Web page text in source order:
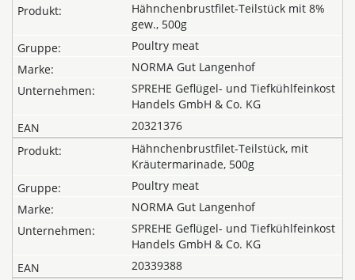
Hähnchenbrustfilet-Teilstück mit 8%
gew., 500g
Poultry meat
NORMA Gut Langenhof
SPREHE Geflügel- und Tiefkühlfeinkost
Handels GmbH & Co. KG
20321376
Hähnchenbrustfilet-Teilstück, mit
Kräutermarinade, 500g
Poultry meat
NORMA Gut Langenhof
SPREHE Geflügel- und Tiefkühlfeinkost
Handels GmbH & Co. KG
20339388